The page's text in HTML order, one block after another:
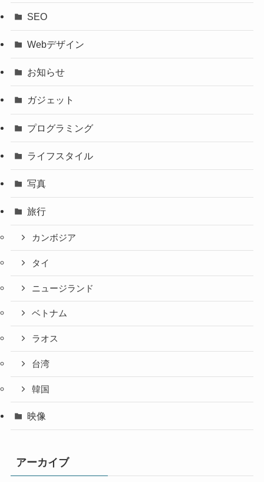
SEO
Webデザイン
お知らせ
ガジェット
プログラミング
ライフスタイル
写真
旅行
カンボジア
タイ
ニュージランド
ベトナム
ラオス
台湾
韓国
映像
アーカイブ